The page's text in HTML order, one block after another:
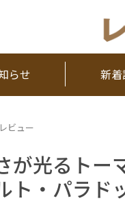
らせ 新
ビュー
が光るトー
ト・パラド